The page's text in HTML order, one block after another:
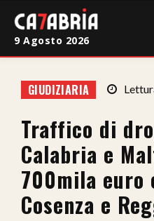
Cronaca
Giudiziaria
Politica
Sport
9 Agosto 2026
GIUDIZIARIA
Traffico di
Calabria e
700mila euro
Cosenza e